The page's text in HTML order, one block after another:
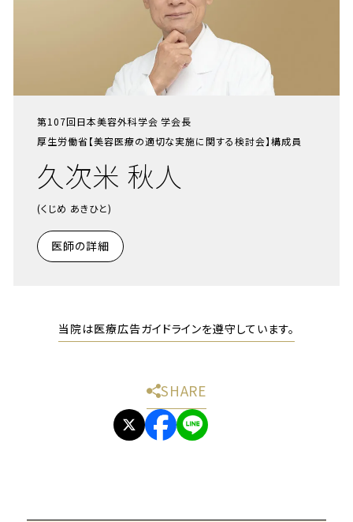
第107回日本美容外科学会 学会長
厚生労働省【美容医療の適切な実施に関する検討会】構成員
久次米 秋人
(くじめ あきひと)
医師の詳細
当院は医療広告ガイドラインを遵守しています。
SHARE